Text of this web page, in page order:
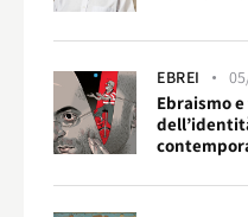
EBREI
Ebraismo